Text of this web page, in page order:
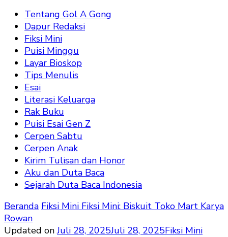
Tentang Gol A Gong
Dapur Redaksi
Fiksi Mini
Puisi Minggu
Layar Bioskop
Tips Menulis
Esai
Literasi Keluarga
Rak Buku
Puisi Esai Gen Z
Cerpen Sabtu
Cerpen Anak
Kirim Tulisan dan Honor
Aku dan Duta Baca
Sejarah Duta Baca Indonesia
Beranda Fiksi Mini Fiksi Mini: Biskuit Toko Mart Karya
Rowan
Updated onJuli 28, 2025Juli 28, 2025Fiksi Mini